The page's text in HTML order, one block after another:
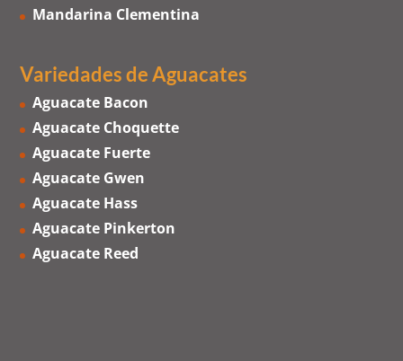
Mandarina Clementina
Variedades de Aguacates
Aguacate Bacon
Aguacate Choquette
Aguacate Fuerte
Aguacate Gwen
Aguacate Hass
Aguacate Pinkerton
Aguacate Reed